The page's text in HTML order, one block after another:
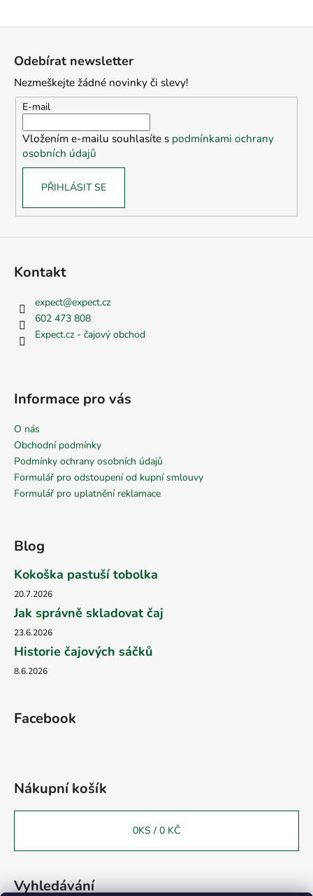
Odebírat newsletter
Nezmeškejte žádné novinky či slevy!
E-mail
Vložením e-mailu souhlasíte s podmínkami ochrany
osobních údajů
PŘIHLÁSIT SE
Kontakt
expect@expect.cz
602 473 808
Expect.cz - čajový obchod
Informace pro vás
O nás
Obchodní podmínky
Podmínky ochrany osobních údajů
Formulář pro odstoupení od kupní smlouvy
Formulář pro uplatnění reklamace
Blog
Kokoška pastuší tobolka
20.7.2026
Jak správně skladovat čaj
23.6.2026
Historie čajových sáčků
8.6.2026
Facebook
Nákupní košík
0KS / 0 KČ
Vyhledávání